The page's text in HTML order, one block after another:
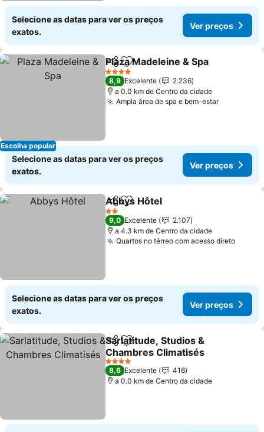
Selecione as datas para ver os preços
exatos.
Ver preços
Escolha popular
PartilharAdicionar aos favoritos
Plaza Madeleine & Spa
4 Estrelas
8,9 Excelente
2.236
a 0.0 km de Centro da cidade
Ampla área de spa e bem-estar
Selecione as datas para ver os preços
exatos.
Ver preços
PartilharAdicionar aos favoritos
Abbys Hôtel
2 Estrelas
9,0 Excelente
2.107
a 4.3 km de Centro da cidade
Quartos no térreo com acesso direto
Selecione as datas para ver os preços
exatos.
Ver preços
PartilharAdicionar aos favoritos
Sarlatitude, Studios &
Chambres Climatisés
4 Estrelas
8,6 Excelente
416
a 0.0 km de Centro da cidade